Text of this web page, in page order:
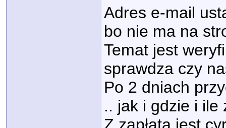
Adres e-mail
bo nie ma na
Temat jest
sprawdza czy
Po 2 dniach
.. jak i gdzie i ile